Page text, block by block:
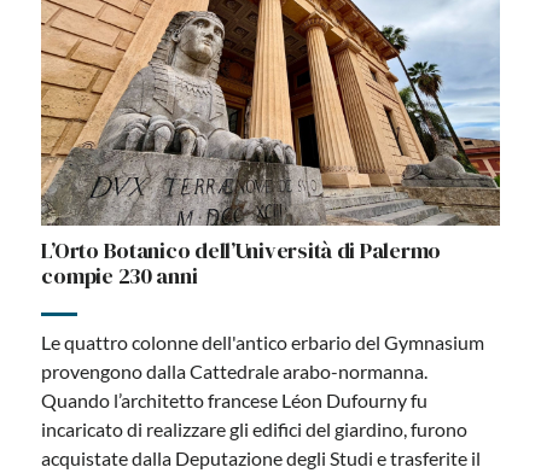
L’Orto Botanico dell’Università di Palermo
compie 230 anni
Le quattro colonne dell'antico erbario del Gymnasium
provengono dalla Cattedrale arabo-normanna.
Quando l’architetto francese Léon Dufourny fu
incaricato di realizzare gli edifici del giardino, furono
acquistate dalla Deputazione degli Studi e trasferite il